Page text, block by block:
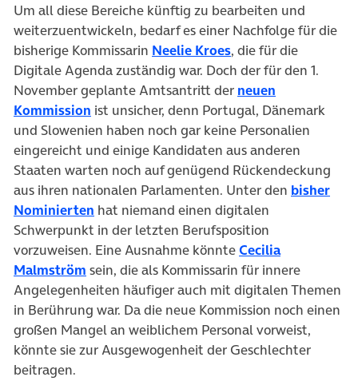
Um all diese Bereiche künftig zu bearbeiten und
weiterzuentwickeln, bedarf es einer Nachfolge für die
bisherige Kommissarin Neelie Kroes, die für die
Digitale Agenda zuständig war. Doch der für den 1.
November geplante Amtsantritt der neuen
Kommission ist unsicher, denn Portugal, Dänemark
und Slowenien haben noch gar keine Personalien
eingereicht und einige Kandidaten aus anderen
Staaten warten noch auf genügend Rückendeckung
aus ihren nationalen Parlamenten. Unter den bisher
Nominierten hat niemand einen digitalen
Schwerpunkt in der letzten Berufsposition
vorzuweisen. Eine Ausnahme könnteCecilia
Malmström sein, die als Kommissarin für innere
Angelegenheiten häufiger auch mit digitalen Themen
in Berührung war. Da die neue Kommission noch einen
großen Mangel an weiblichem Personal vorweist,
könnte sie zur Ausgewogenheit der Geschlechter
beitragen.